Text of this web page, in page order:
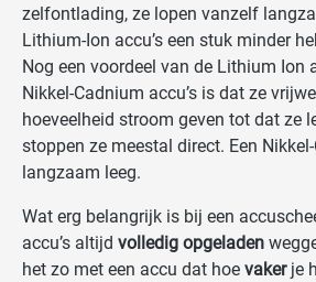
zelfontlading, ze lopen vanzelf
Lithium-Ion accu’s een stuk minder
Nog een voordeel van de Lithium Ion
Nikkel-Cadnium accu’s is dat ze
hoeveelheid stroom geven tot dat ze
stoppen ze meestal direct. Een
langzaam leeg.
Wat erg belangrijk is bij een
accu’s altijd volledig opgeladen
het zo met een accu dat hoe vakerje